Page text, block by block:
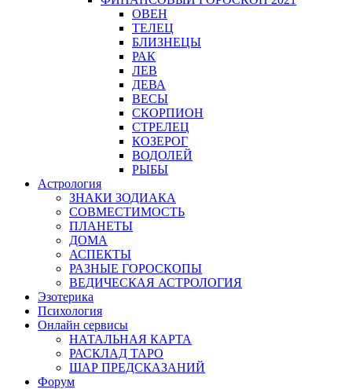
ОВЕН
ТЕЛЕЦ
БЛИЗНЕЦЫ
РАК
ЛЕВ
ДЕВА
ВЕСЫ
СКОРПИОН
СТРЕЛЕЦ
КОЗЕРОГ
ВОДОЛЕЙ
РЫБЫ
Астрология
ЗНАКИ ЗОДИАКА
СОВМЕСТИМОСТЬ
ПЛАНЕТЫ
ДОМА
АСПЕКТЫ
РАЗНЫЕ ГОРОСКОПЫ
ВЕДИЧЕСКАЯ АСТРОЛОГИЯ
Эзотерика
Психология
Онлайн сервисы
НАТАЛЬНАЯ КАРТА
РАСКЛАД ТАРО
ШАР ПРЕДСКАЗАНИЙ
Форум